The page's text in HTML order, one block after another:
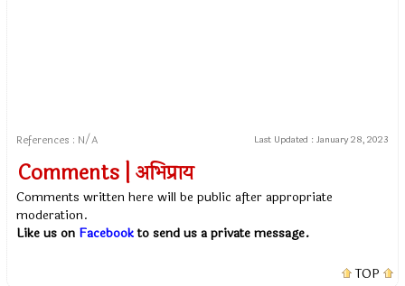
References : N/A Last Updated : January 28, 2023
Comments | अभिप्राय
Comments written here will be public after appropriate
moderation.
Like us on Facebookto send us a private message.
TOP